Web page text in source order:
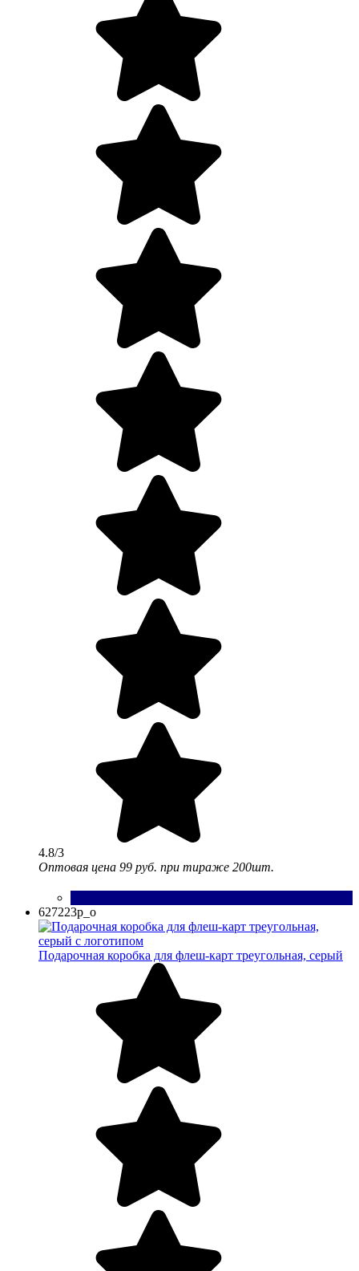
4.8/3
Оптовая цена 99 руб. при тираже 200шт.
627223p_o
Подарочная коробка для флеш-карт треугольная, серый